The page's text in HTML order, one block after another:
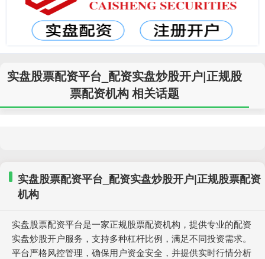
实盘股票配资平台_配资实盘炒股开户|正规股
票配资机构 相关话题
实盘股票配资平台_配资实盘炒股开户|正规股票配资
机构
实盘股票配资平台是一家正规股票配资机构，提供专业的配资
实盘炒股开户服务，支持多种杠杆比例，满足不同投资需求。
平台严格风控管理，确保用户资金安全，并提供实时行情分析